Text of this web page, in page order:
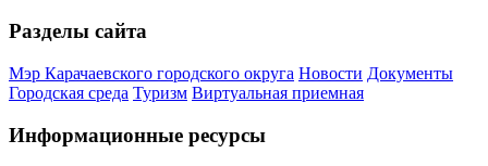
Разделы сайта
Мэр Карачаевского городского округа Новости Документы
Городская среда Туризм Виртуальная приемная
Информационные ресурсы